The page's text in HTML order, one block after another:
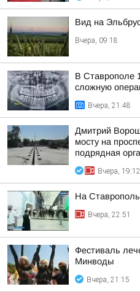
Вид на
Вчера, 09:18
В Ставрополе
сложную
Вчера, 21:48
Дмитрий
мосту на
подрядная
Вчера, 19:12
На
Вчера, 22:51
Фестиваль
Минводы
Вчера, 21:15